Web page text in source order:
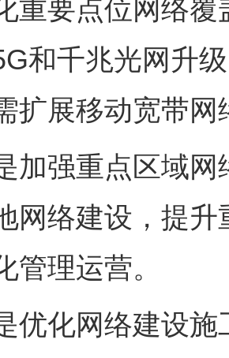
重要点位网络
和千兆光网升
扩展移动宽带
强重点区域网
网络建设，提
管理运营。
化网络建设施